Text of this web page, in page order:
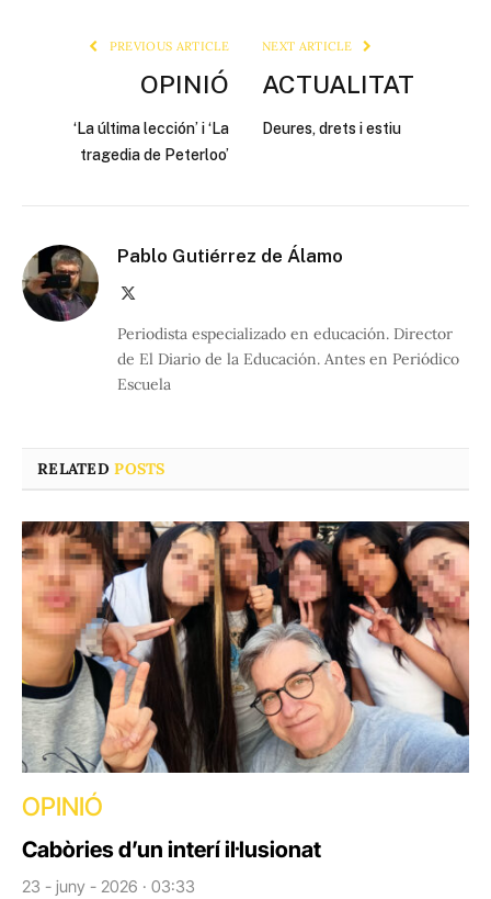
PREVIOUS ARTICLE
OPINIÓ
‘La última lección’ i ‘La
tragedia de Peterloo’
NEXT ARTICLE
ACTUALITAT
Deures, drets i estiu
Pablo Gutiérrez de Álamo
Periodista especializado en educación. Director
de El Diario de la Educación. Antes en Periódico
Escuela
RELATEDPOSTS
OPINIÓ
Cabòries d’un interí il·lusionat
23 - juny - 2026 · 03:33